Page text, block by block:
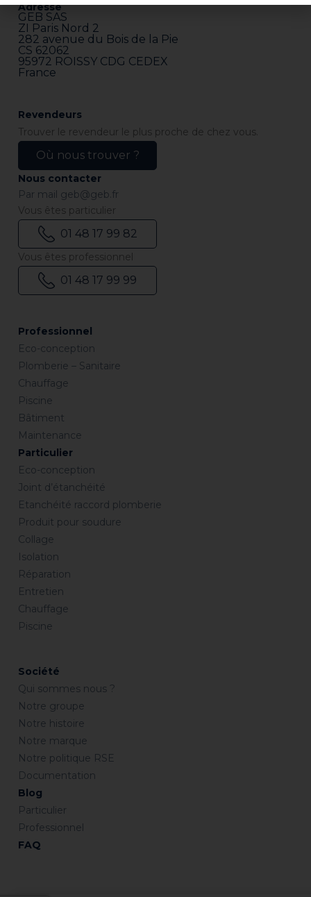
Adresse
GEB SAS
ZI Paris Nord 2
282 avenue du Bois de la Pie
CS 62062
95972 ROISSY CDG CEDEX
France
Professionnel
Eco-conception
Plomberie – Sanitaire
Chauffage
Piscine
Bâtiment
Maintenance
Particulier
Eco-conception
Joint d’étanchéité
Etanchéité raccord plomberie
Produit pour soudure
Collage
Isolation
Réparation
Entretien
Chauffage
Piscine
Société
Qui sommes nous ?
Notre groupe
Notre histoire
Notre marque
Notre politique RSE
Documentation
Blog
Particulier
Professionnel
FAQ
Revendeurs
Trouver le revendeur le plus proche de chez vous.
Où nous trouver ?
Nous contacter
Par mail geb@geb.fr
Vous êtes particulier
01 48 17 99 82
Vous êtes professionnel
01 48 17 99 99